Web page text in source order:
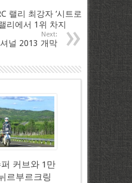
랠리 최강자 ‘시트로
리에서 1위 차지
Next:
널 2013 개막
커브와 1만
르부르크링